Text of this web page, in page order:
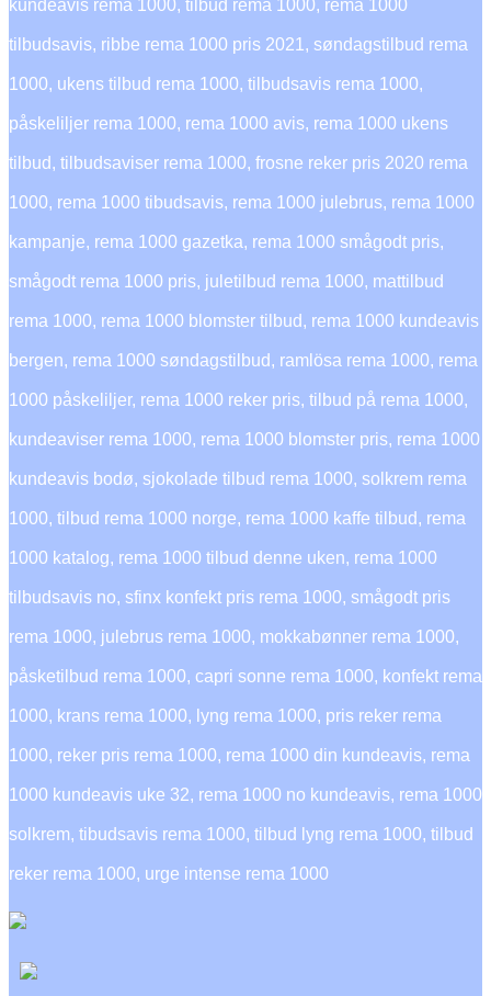
kundeavis rema 1000, tilbud rema 1000, rema 1000
tilbudsavis, ribbe rema 1000 pris 2021, søndagstilbud rema
1000, ukens tilbud rema 1000, tilbudsavis rema 1000,
påskeliljer rema 1000, rema 1000 avis, rema 1000 ukens
tilbud, tilbudsaviser rema 1000, frosne reker pris 2020 rema
1000, rema 1000 tibudsavis, rema 1000 julebrus, rema 1000
kampanje, rema 1000 gazetka, rema 1000 smågodt pris,
smågodt rema 1000 pris, juletilbud rema 1000, mattilbud
rema 1000, rema 1000 blomster tilbud, rema 1000 kundeavis
bergen, rema 1000 søndagstilbud, ramlösa rema 1000, rema
1000 påskeliljer, rema 1000 reker pris, tilbud på rema 1000,
kundeaviser rema 1000, rema 1000 blomster pris, rema 1000
kundeavis bodø, sjokolade tilbud rema 1000, solkrem rema
1000, tilbud rema 1000 norge, rema 1000 kaffe tilbud, rema
1000 katalog, rema 1000 tilbud denne uken, rema 1000
tilbudsavis no, sfinx konfekt pris rema 1000, smågodt pris
rema 1000, julebrus rema 1000, mokkabønner rema 1000,
påsketilbud rema 1000, capri sonne rema 1000, konfekt rema
1000, krans rema 1000, lyng rema 1000, pris reker rema
1000, reker pris rema 1000, rema 1000 din kundeavis, rema
1000 kundeavis uke 32, rema 1000 no kundeavis, rema 1000
solkrem, tibudsavis rema 1000, tilbud lyng rema 1000, tilbud
reker rema 1000, urge intense rema 1000